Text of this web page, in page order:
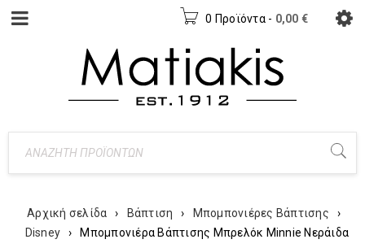
0 Προϊόντα - 0,00 €
Αρχική σελίδα › Βάπτιση › Μπομπονιέρες Βάπτισης
›
Disney
› Μπομπονιέρα Βάπτισης Μπρελόκ Minnie Νεράιδα